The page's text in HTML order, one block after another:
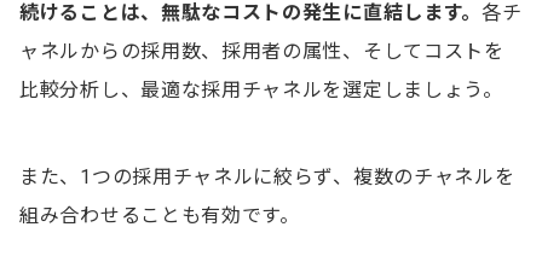
続けることは、無駄なコストの発生に直結します。各チ
ャネルからの採用数、採用者の属性、そしてコストを
比較分析し、最適な採用チャネルを選定しましょう。
また、1つの採用チャネルに絞らず、複数のチャネルを
組み合わせることも有効です。